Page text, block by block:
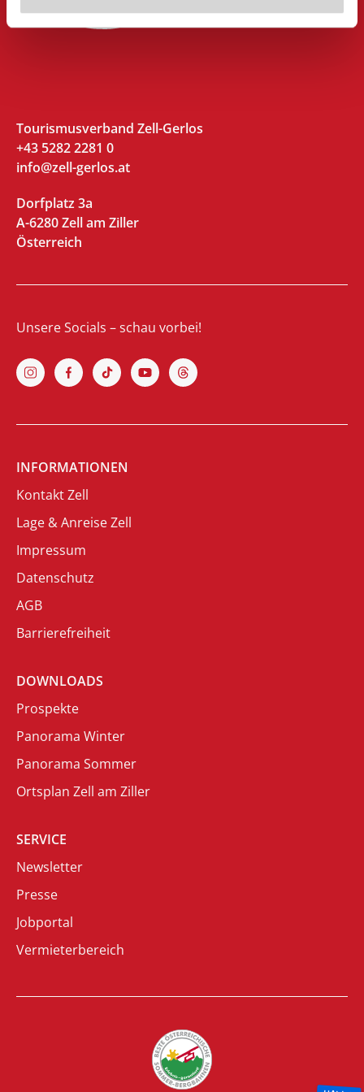
Tourismusverband Zell-Gerlos
+43 5282 2281 0
info@zell-gerlos.at
Dorfplatz 3a
A-6280 Zell am Ziller
Österreich
Unsere Socials – schau vorbei!
INFORMATIONEN
Kontakt Zell
Lage & Anreise Zell
Impressum
Datenschutz
AGB
Barrierefreiheit
DOWNLOADS
Prospekte
Panorama Winter
Panorama Sommer
Ortsplan Zell am Ziller
SERVICE
Newsletter
Presse
Jobportal
Vermieterbereich